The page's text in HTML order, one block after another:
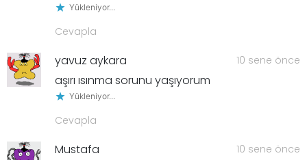
Yükleniyor...
Cevapla
yavuz aykara 10 sene önce
aşırı ısınma sorunu yaşıyorum
Yükleniyor...
Cevapla
Mustafa 10 sene önce